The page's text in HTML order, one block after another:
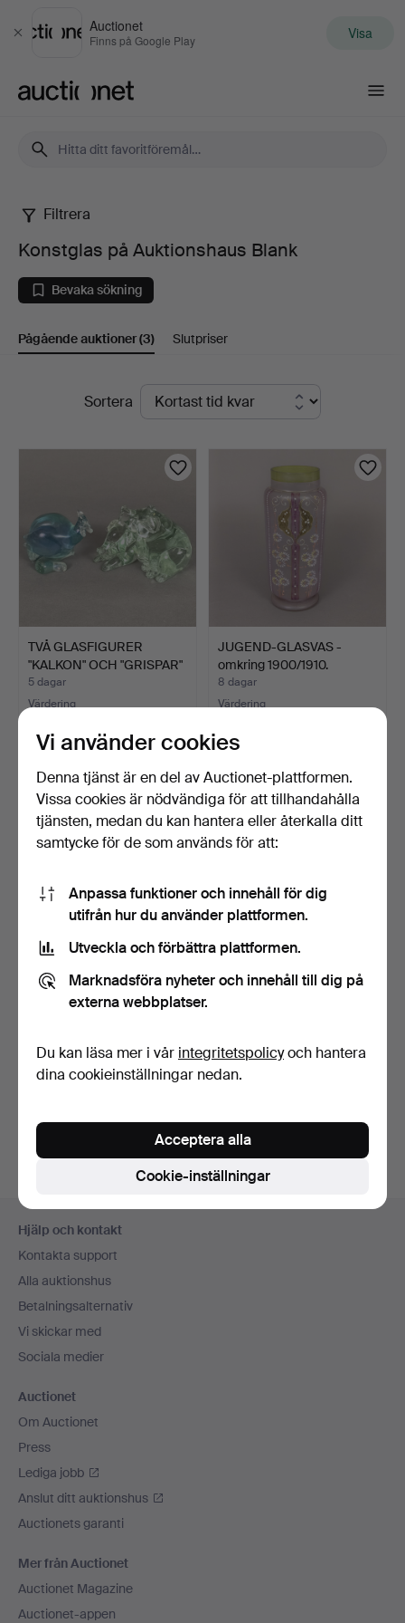
Stäng
Auctionet
Finns på Google Play Visa
Konstglas
på
Auktionshaus
Blank
Filtrera
Konstglas på Auktionshaus Blank
Bevaka sökning
Pågående auktioner(3) Slutpriser
PågåendeSortera
TVÅ GLASFIGURER
"KALKON" OCH "GRISPAR"
- T…
5 dagar
Värdering
JUGEND-GLASVAS -
omkring 1900/1910.
8 dagar
Värdering
MILLEFIORI-
HENKELKRUG - troligen
Murano / …
8 dagar
Värdering
Bevaka sökning
Sidfotsnavigation
Hjälp och kontakt
Kontakta support
Alla auktionshus
Betalningsalternativ
Vi skickar med
Sociala medier
Auctionet
Om Auctionet
Press
Lediga jobb
Anslut ditt auktionshus
Auctionets garanti
Mer från Auctionet
Auctionet Magazine
Auctionet-appen
Vi använder cookies
Denna tjänst är en del av Auctionet-plattformen.
Vissa cookies är nödvändiga för att tillhandahålla
tjänsten, medan du kan hantera eller återkalla ditt
samtycke för de som används för att:
Anpassa funktioner och innehåll för dig
utifrån hur du använder plattformen.
Utveckla och förbättra plattformen.
Marknadsföra nyheter och innehåll till dig på
externa webbplatser.
Du kan läsa mer i vår integritetspolicyoch hantera
dina cookieinställningar nedan.
Cookie-inställningar
Acceptera alla